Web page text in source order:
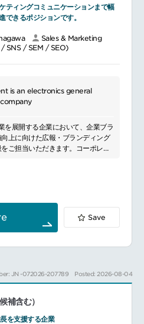
者との調整・折衝
ティングコミュニケーションまで幅
できるポジションです。
Sales & Marketing
SNS / SEM / SEO)
is an electronics general
を展開する企業において、企業ブラ
上に向けた広報・ブランディング
ご担当いただきます。コーポレー
ド戦略の推進など、幅広い業務に
連携しながら、企業価値向上に貢
ポジションです。
：
ングコミュニケーションおよびブ
よびコンテンツ企画
ベントの企画、運営
けコンテンツの制作ディレクション
や外部パートナーとの調整・連携
ド価値向上に向けた各種施策の推
Save
JN -072026-207789 Posted: 2026-08-04
補含む）
を支援する企業